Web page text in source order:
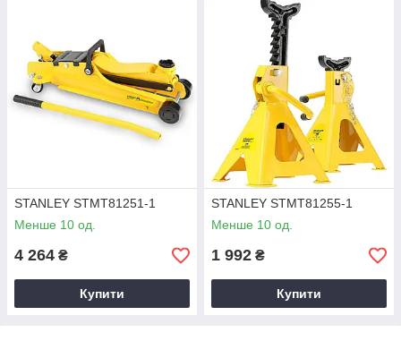
STANLEY STMT81251-1
Менше 10 од.
4 264 ₴
Купити
STANLEY STMT81255-1
Менше 10 од.
1 992 ₴
Купити